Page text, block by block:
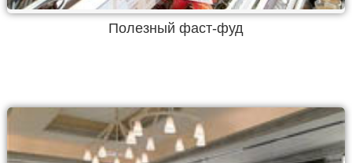
Полезный фаст-фуд